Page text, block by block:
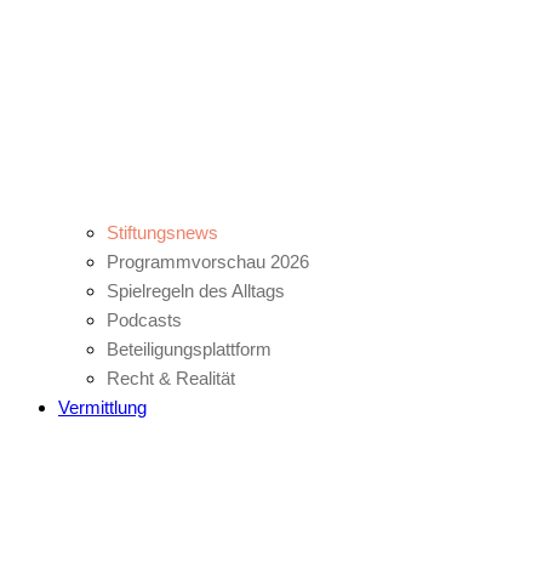
Stiftungsnews
Programmvorschau 2026
Spielregeln des Alltags
Podcasts
Beteiligungsplattform
Recht & Realität
Vermittlung